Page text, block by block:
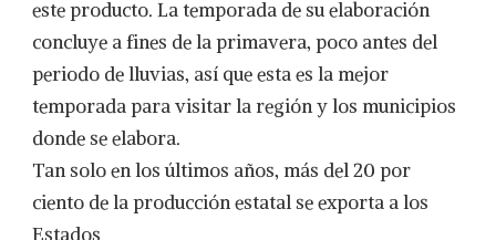
este producto. La temporada de su elaboración
concluye a fines de la primavera, poco antes del
periodo de lluvias, así que esta es la mejor
temporada para visitar la región y los municipios
donde se elabora.
Tan solo en los últimos años, más del 20 por
ciento de la producción estatal se exporta a los
Estados